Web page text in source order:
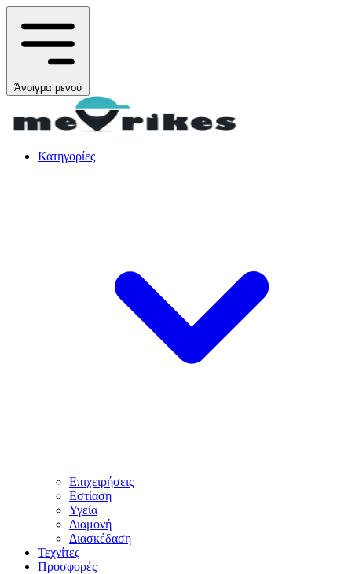
Άνοιγμα μενού
Κατηγορίες
Επιχειρήσεις
Εστίαση
Υγεία
Διαμονή
Διασκέδαση
Τεχνίτες
Προσφορές